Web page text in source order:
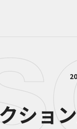
ショ